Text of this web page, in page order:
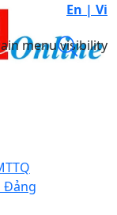
En | Vi
menu visibility
Đảng